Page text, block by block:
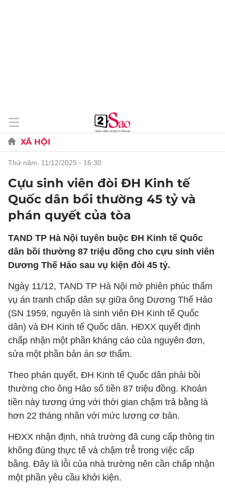
XÃ HỘI
thứ năm, 11/12/2025 - 16:30
Cựu sinh viên đòi ĐH Kinh tế
Quốc dân bồi thường 45 tỷ và
phán quyết của tòa
TAND TP Hà Nội tuyên buộc ĐH Kinh tế Quốc
dân bồi thường 87 triệu đồng cho cựu sinh viên
Dương Thế Hảo sau vụ kiện đòi 45 tỷ.
Ngày 11/12, TAND TP Hà Nội mở phiên phúc thẩm
vụ án tranh chấp dân sự giữa ông Dương Thế Hảo
(SN 1959, nguyên là sinh viên ĐH Kinh tế Quốc
dân) và ĐH Kinh tế Quốc dân. HĐXX quyết định
chấp nhận một phần kháng cáo của nguyên đơn,
sửa một phần bản án sơ thẩm.
Theo phán quyết, ĐH Kinh tế Quốc dân phải bồi
thường cho ông Hảo số tiền 87 triệu đồng. Khoản
tiền này tương ứng với thời gian chậm trả bằng là
hơn 22 tháng nhân với mức lương cơ bản.
HĐXX nhận định, nhà trường đã cung cấp thông tin
không đúng thực tế và chậm trễ trong việc cấp
bằng. Đây là lỗi của nhà trường nên cần chấp nhận
một phần yêu cầu khởi kiện.